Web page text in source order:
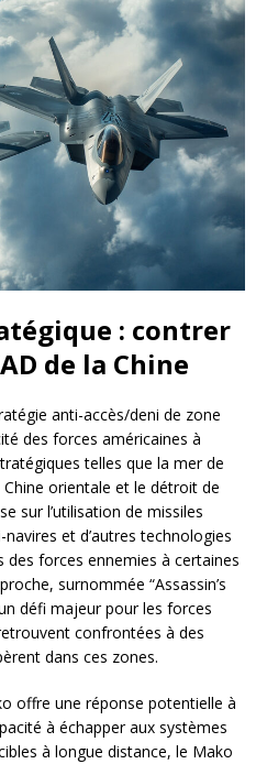
: contrer
de la Chine
anti-accès/deni de zone
des forces américaines à
telles que la mer de
orientale et le détroit de
sur l’utilisation de missiles
et d’autres technologies
des forces ennemies à certaines
surnommée “Assassin’s
défi majeur pour les forces
confrontées à des
dans ces zones.
offre une réponse potentielle à
à échapper aux systèmes
à longue distance, le Mako